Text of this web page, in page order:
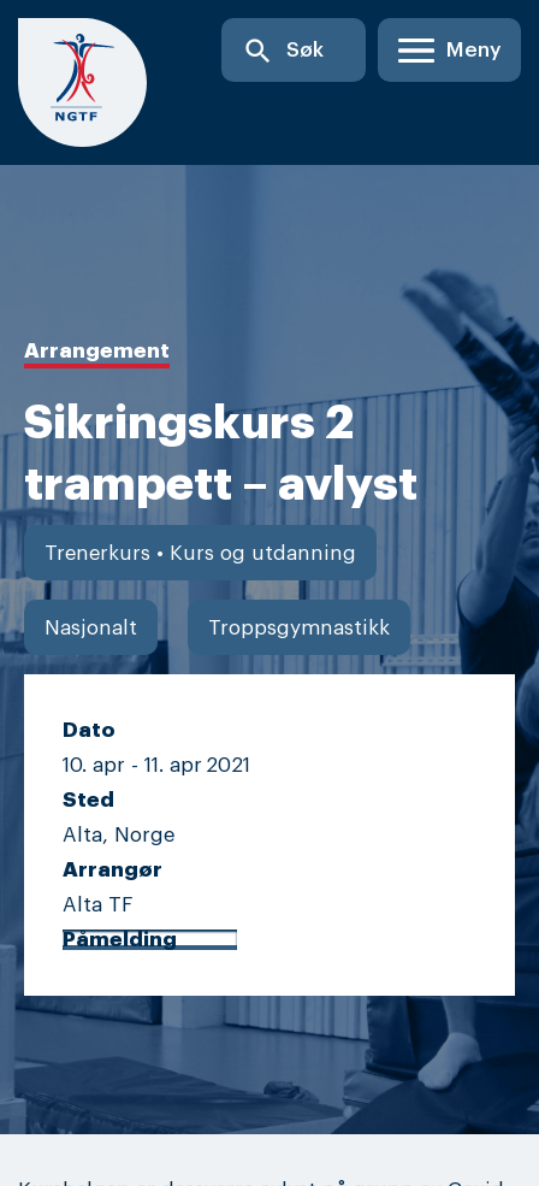
Skip
content
search Søk Meny
Arrangement
Sikringskurs 2
trampett – avlyst
Trenerkurs • Kurs og utdanning
Nasjonalt Troppsgymnastikk
Dato
10. apr - 11. apr 2021
Sted
Alta, Norge
Arrangør
Alta TF
Påmelding